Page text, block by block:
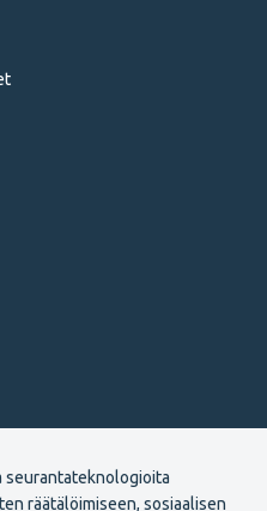
seurantateknologioita
räätälöimiseen, sosiaalisen